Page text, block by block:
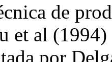
de
et al
por